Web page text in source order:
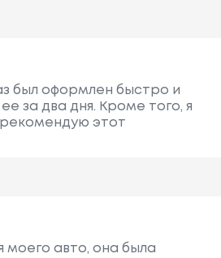
был оформлен быстро и
за два дня. Кроме того, я
рекомендую этот
моего авто, она была